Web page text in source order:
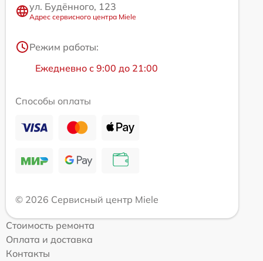
ул. Будённого, 123
Адрес сервисного центра Miele
Режим работы:
Ежедневно с 9:00 до 21:00
Способы оплаты
© 2026 Сервисный центр Miele
Стоимость ремонта
Оплата и доставка
Контакты